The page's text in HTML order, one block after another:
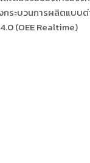
ระบวนการผลิตแบบ
(OEE Realtime)